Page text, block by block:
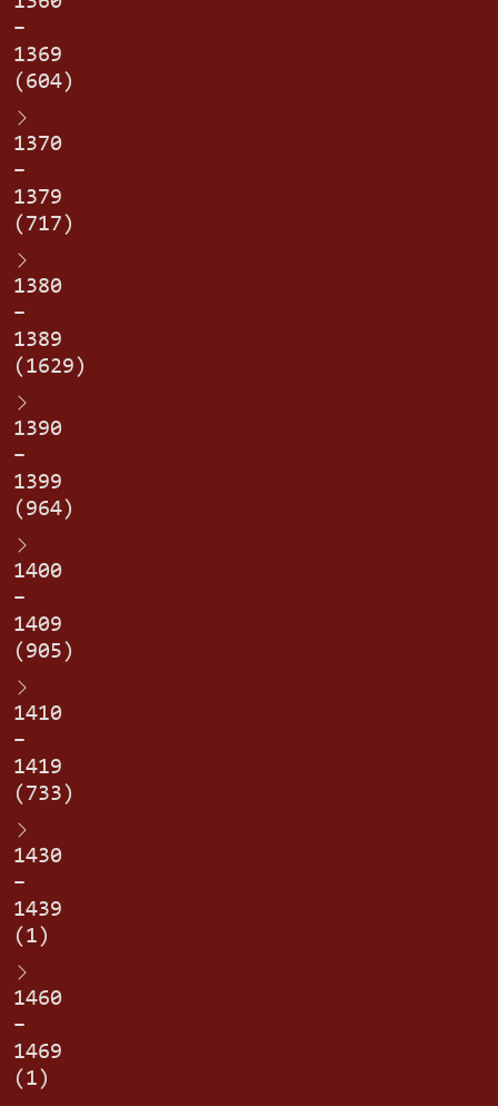
–
1369
(604)
1370
–
1379
(717)
1380
–
1389
(1629)
1390
–
1399
(964)
1400
–
1409
(905)
1410
–
1419
(733)
1430
–
1439
(1)
1460
–
1469
(1)